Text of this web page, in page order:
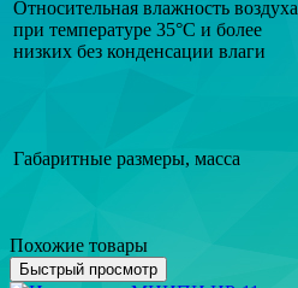
Oтносительная влажность воздуха
при температуре 35°С и более
низких без конденсации влаги
Габаритные размеры, масса
Похожие товары
Быстрый просмотр